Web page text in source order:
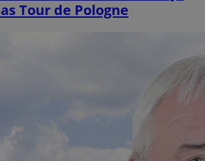
Tour de Pologne